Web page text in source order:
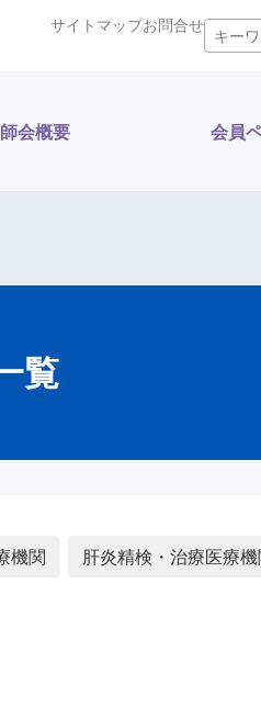
サイトマップお問合せ
検索
会概要 会員
覧
機関 肝炎精検・治療医療機